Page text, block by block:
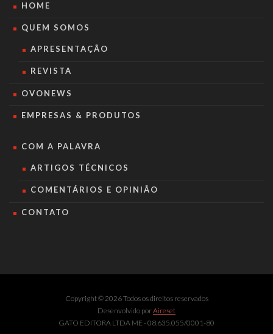
HOME
QUEM SOMOS
APRESENTAÇÃO
REVISTA
OVONEWS
EMPRESAS & PRODUTOS
COM A PALAVRA
ARTIGOS TÉCNICOS
COMENTÁRIOS E OPINIÃO
CONTATO
Copyright © 2026 Todos os direitos reservados
Desenvolvido porAireset
GATO EDITORA LTDA ME - 08.635.055/0001-80